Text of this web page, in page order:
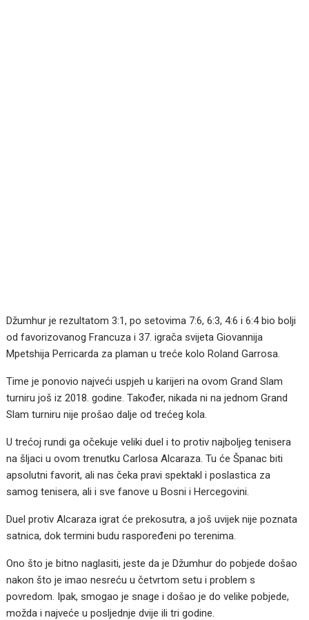
Džumhur je rezultatom 3:1, po setovima 7:6, 6:3, 4:6 i 6:4 bio bolji
od favorizovanog Francuza i 37. igrača svijeta Giovannija
Mpetshija Perricarda za plaman u treće kolo Roland Garrosa.
Time je ponovio najveći uspjeh u karijeri na ovom Grand Slam
turniru još iz 2018. godine. Također, nikada ni na jednom Grand
Slam turniru nije prošao dalje od trećeg kola.
U trećoj rundi ga očekuje veliki duel i to protiv najboljeg tenisera
na šljaci u ovom trenutku Carlosa Alcaraza. Tu će Španac biti
apsolutni favorit, ali nas čeka pravi spektakl i poslastica za
samog tenisera, ali i sve fanove u Bosni i Hercegovini.
Duel protiv Alcaraza igrat će prekosutra, a još uvijek nije poznata
satnica, dok termini budu raspoređeni po terenima.
Ono što je bitno naglasiti, jeste da je Džumhur do pobjede došao
nakon što je imao nesreću u četvrtom setu i problem s
povredom. Ipak, smogao je snage i došao je do velike pobjede,
možda i najveće u posljednje dvije ili tri godine.